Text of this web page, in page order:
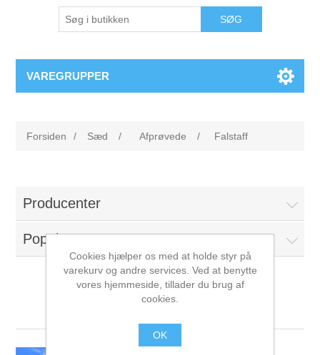
VAREGRUPPER
Forsiden / Sæd / Afprøvede / Falstaff
Producenter
Populære tags
Falstaff
Cookies hjælper os med at holde styr på
varekurv og andre services. Ved at benytte
vores hjemmeside, tillader du brug af
cookies.
OK